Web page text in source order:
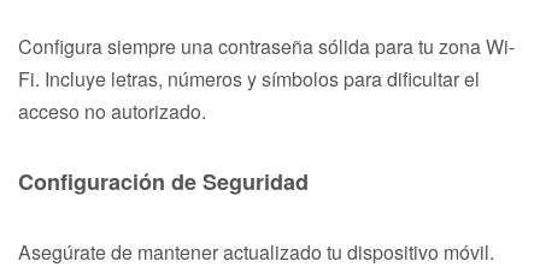
Configura siempre una contraseña sólida para tu zona Wi-
Fi. Incluye letras, números y símbolos para dificultar el
acceso no autorizado.
Configuración de Seguridad
Asegúrate de mantener actualizado tu dispositivo móvil.